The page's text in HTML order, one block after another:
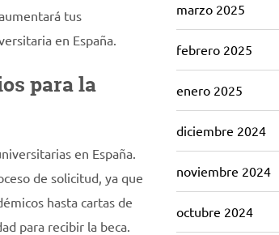
tus
en España.
para la
en España.
de solicitud, ya que
hasta cartas de
para recibir la beca.
marzo 2025
febrero 2025
enero 2025
diciembre 2024
noviembre 2024
octubre 2024